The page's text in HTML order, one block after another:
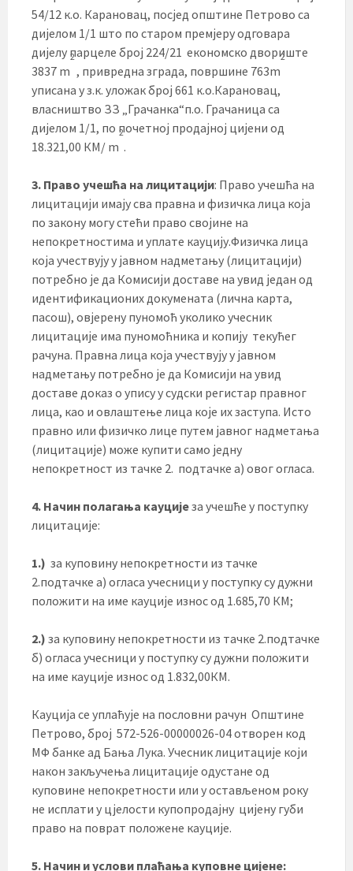
54/12 к.о. Карановац, посјед општине Петрово са
дијелом 1/1 што по старом премјеру одговара
дијелу парцеле број 224/21 економско двориште
3837 m
2
, привредна зграда, површине 763m
2
уписана у з.к. уложак број 661 к.о.Карановац,
власништво ЗЗ „Грачанка“п.о. Грачаница са
дијелом 1/1, по почетној продајној цијени од
18.321,00 КМ/ m
2
.
3. Право учешћа на лицитацији: Право учешћа на
лицитацији имају сва правна и физичка лица која
по закону могу стећи право својине на
непокретностима и уплате кауцију.Физичка лица
која учествују у јавном надметању (лицитацији)
потребно је да Комисији доставе на увид један од
идентификационих докумената (лична карта,
пасош), овјерену пуномоћ уколико учесник
лицитације има пуномоћника и копију текућег
рачуна. Правна лица која учествују у јавном
надметању потребно је да Комисији на увид
доставе доказ о упису у судски регистар правног
лица, као и овлаштење лица које их заступа. Исто
правно или физичко лице путем јавног надметања
(лицитације) може купити само једну
непокретност из тачке 2. подтачке а) овог огласа.
4. Начин полагања кауцијеза учешће у поступку
лицитације:
1.) за куповину непокретности из тачке
2.подтачке а) огласа учесници у поступку су дужни
положити на име кауције износ од 1.685,70 КМ;
2.) за куповину непокретности из тачке 2.подтачке
б) огласа учесници у поступку су дужни положити
на име кауције износ од 1.832,00КМ.
Кауција се уплаћује на пословни рачун Општине
Петрово, број 572-526-00000026-04 отворен код
МФ банке ад Бањa Лука. Учесник лицитације који
након закључења лицитације одустане од
куповине непокретности или у остављеном року
не исплати у цјелости купопродајну цијену губи
право на поврат положене кауције.
5. Начин и услови плаћања куповне цијене: